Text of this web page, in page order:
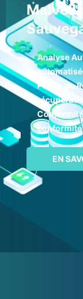
Analyse
Points de
conformité
EN